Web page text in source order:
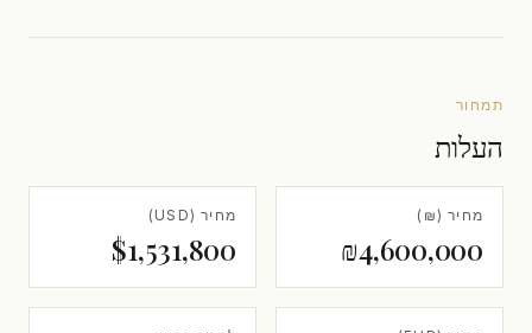
תמחור
העלות
מחיר (₪)
₪4,600,000
מחיר (USD)
$1,531,800